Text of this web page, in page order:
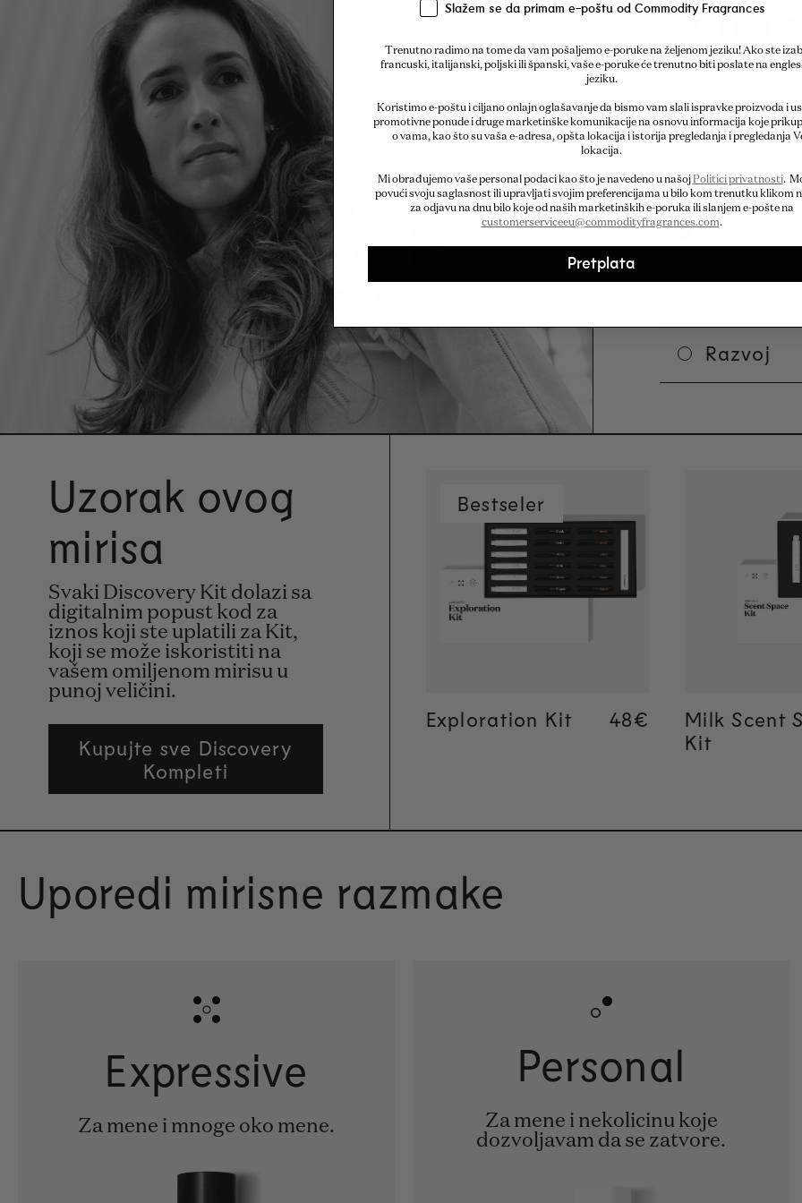
Poput kuvara
stvaranje
proizvođači
sastojke kako
inspirisani
Tvorac
Razvoj
Uzorak ovog
mirisa
Svaki Discovery Kit dolazi sa
digitalnim popust kod za
iznos koji ste uplatili za Kit,
koji se može iskoristiti na
vašem omiljenom mirisu u
punoj veličini.
Kupujte sve Discovery
Kompleti
Bestseler
Exploration Kit Regular price
48€
Regular price
48€
Milk Scent
Kit
Uporedi mirisne razmake
Expressive
Za mene i mnoge oko mene.
Personal
Za mene i nekolicinu koje
dozvoljavam da se zatvore.
Slažem se da primam e-poštu od Commodity Fragrances
Trenutno radimo na tome da vam pošaljemo e-poruke na željenom jeziku! Ako ste
francuski, italijanski, poljski ili španski, vaše e-poruke će trenutno biti poslate na
jeziku.
Koristimo e-poštu i ciljano onlajn oglašavanje da bismo vam slali ispravke proizvoda i
promotivne ponude i druge marketinške komunikacije na osnovu informacija koje
o vama, kao što su vaša e-adresa, opšta lokacija i istorija pregledanja i pregledanja
lokacija.
Mi obrađujemo vaše personal podaci kao što je navedeno u našoj Politici privatnosti.
povući svoju saglasnost ili upravljati svojim preferencijama u bilo kom trenutku klikom
za odjavu na dnu bilo koje od naših marketinških e-poruka ili slanjem e-pošte na
customerserviceeu@commodityfragrances.com.
Pretplata